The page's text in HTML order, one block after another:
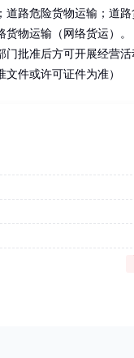
道路危险货物运输；道
货物运输（网络货运）
门批准后方可开展经营活
文件或许可证件为准）